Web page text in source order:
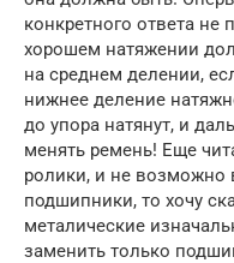
конкретного ответа не
хорошем натяжении
на среднем делении,
нижнее деление
до упора натянут, и
менять ремень! Еще
ролики, и не возможно
подшипники, то хочу
металические
заменить только